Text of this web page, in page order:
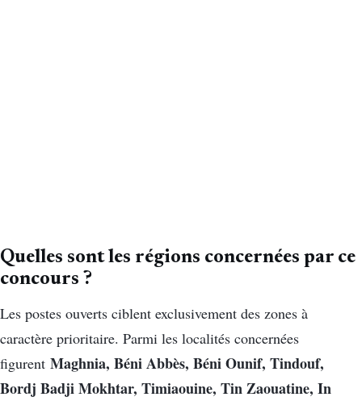
Quelles sont les régions concernées par ce
concours ?
Les postes ouverts ciblent exclusivement des zones à
caractère prioritaire. Parmi les localités concernées
figurent Maghnia, Béni Abbès, Béni Ounif, Tindouf,
Bordj Badji Mokhtar, Timiaouine, Tin Zaouatine, In